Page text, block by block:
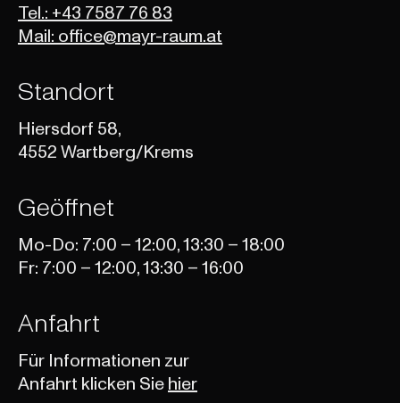
Tel.: +43 7587 76 83
Mail: office@mayr-raum.at
Standort
Hiersdorf 58,
4552 Wartberg/Krems
Geöffnet
Mo-Do: 7:00 – 12:00, 13:30 – 18:00
Fr: 7:00 – 12:00, 13:30 – 16:00
Anfahrt
Für Informationen zur
Anfahrt klicken Siehier